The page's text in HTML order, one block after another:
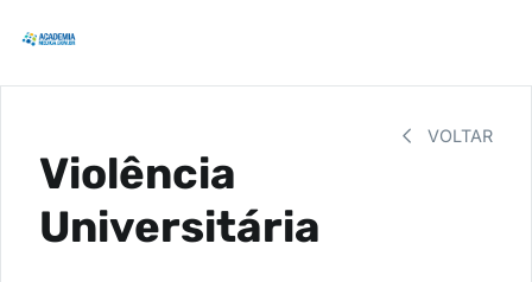
VOLTAR
Violência
Universitária